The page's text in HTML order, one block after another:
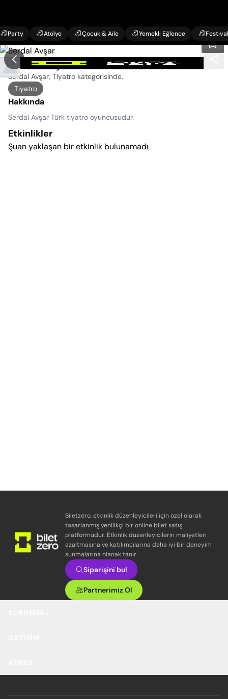
Party Atölye Çocuk & Aile Yemekli Eğlence Festival
Serdal Avşar Etkinlikleri
Serdal Avşar, Tiyatro kategorisinde.
Tiyatro
Hakkında
Serdal Avşar Türk tiyatro oyuncusudur.
Etkinlikler
Şuan yaklaşan bir etkinlik bulunamadı
Biletzero, etkinlik düzenleyicileri için özel olarak
tasarlanmış yenilikçi bir online bilet satış
platformudur. Etkinlik düzenleyicilerin maliyetleri
azaltmasına ve katılımcılarına daha iyi bir deneyim
sunmalarına olanak tanır.
Siparişini bul
Partnerimiz Ol